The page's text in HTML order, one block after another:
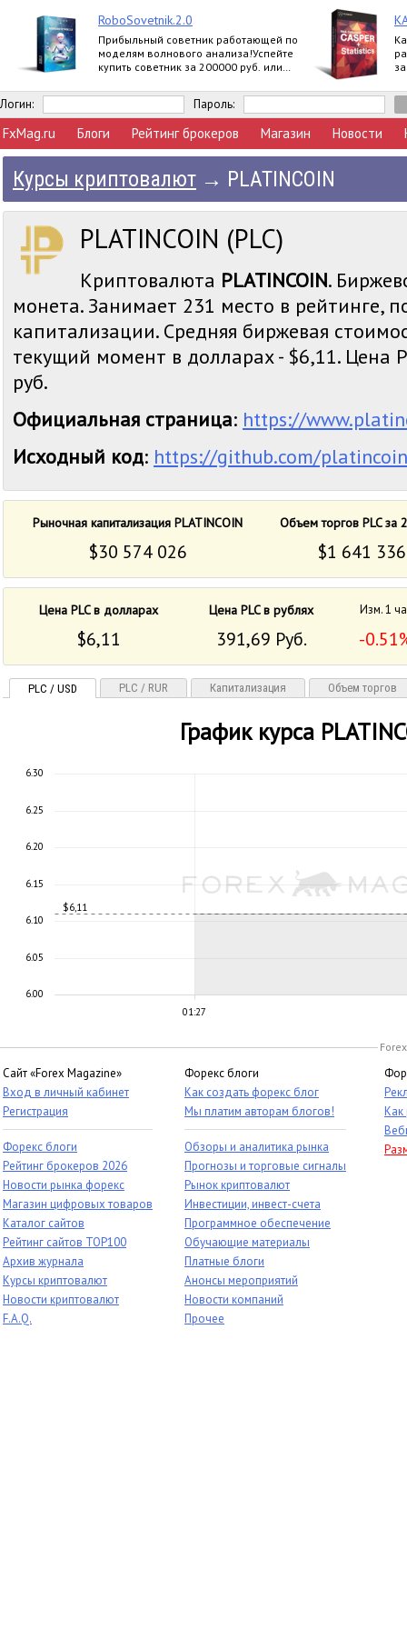
RoboSovetnik.2.0
Прибыльный советник работающей по
моделям волнового анализа!Успейте
купить советник за 200000 руб. или
программе
Логин: Пароль:
FxMag.ru Блоги Рейтинг брокеров Магазин Новости
Курсы криптовалют → PLATINCOIN
PLATINCOIN (PLC)
Криптовалюта PLATINCOIN.
монета. Занимает 231 место в рейтинге,
капитализации. Средняя биржевая
текущий момент в долларах - $6,11. Цена
руб.
Официальная страница: https://
Исходный код: https://github.com/
Рыночная капитализация PLATINCOIN Объем торгов PLC за
$30 574 026 $1 641 336
Цена PLC в долларах Цена PLC в рублях Изм. 1
$6,11 391,69 Руб. -
PLC / USD PLC / RUR Капитализация Объем торгов
График курса
01:27
$6,11
6.00
6.05
6.10
6.15
6.20
6.25
6.30
Сайт «Forex Magazine»
Вход в личный кабинет
Регистрация
Форекс блоги
Рейтинг брокеров 2026
Новости рынка форекс
Магазин цифровых товаров
Каталог сайтов
Рейтинг сайтов TOP100
Архив журнала
Курсы криптовалют
Новости криптовалют
F.A.Q.
Форекс блоги
Как создать форекс блог
Мы платим авторам блогов!
Обзоры и аналитика рынка
Прогнозы и торговые сигналы
Рынок криптовалют
Инвестиции, инвест-счета
Программное обеспечение
Обучающие материалы
Платные блоги
Анонсы мероприятий
Новости компаний
Прочее
Как